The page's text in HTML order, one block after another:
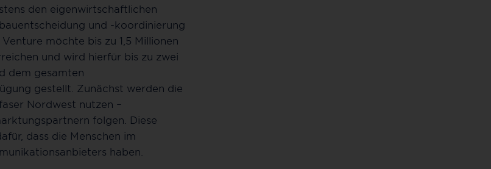
den eigenwirtschaftlichen
und -koordinierung
möchte bis zu 1,5 Millionen
und wird hierfür bis zu zwei
dem gesamten
gestellt. Zunächst werden die
Nordwest nutzen –
folgen. Diese
dass die Menschen im
haben.